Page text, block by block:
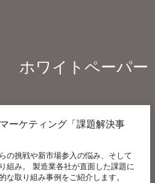
ホワイトペーパー
ティング「課題解決事
や新市場参入の悩み、そして
製造業各社が直面した課題に
組み事例をご紹介します。